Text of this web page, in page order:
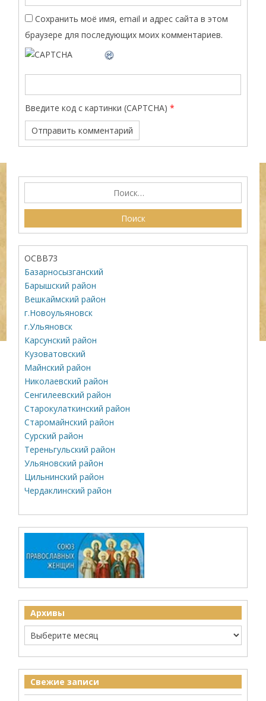
Сохранить моё имя, email и адрес сайта в этом
браузере для последующих моих комментариев.
Введите код с картинки (CAPTCHA) *
ОСВВ73
Базарносызганский
Барышский район
Вешкаймский район
г.Новоульяновск
г.Ульяновск
Карсунский район
Кузоватовский
Майнский район
Николаевский район
Сенгилеевский район
Старокулаткинский район
Старомайнский район
Сурский район
Тереньгульский район
Ульяновский район
Цильнинский район
Чердаклинский район
Архивы
Свежие записи